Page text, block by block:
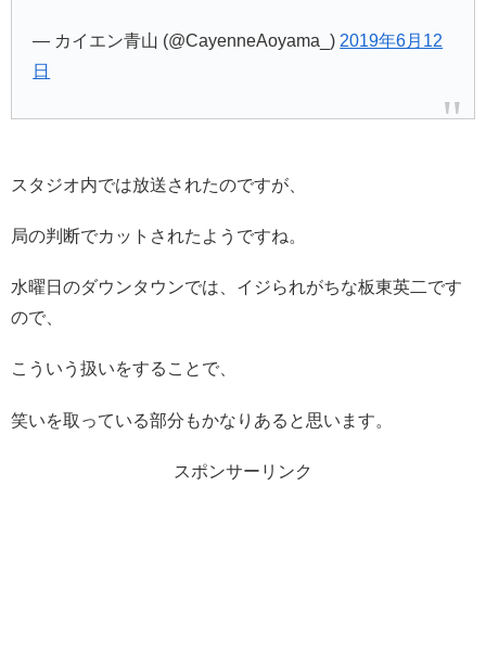
— カイエン青山 (@CayenneAoyama_) 2019年6月12
日
スタジオ内では放送されたのですが、
局の判断でカットされたようですね。
水曜日のダウンタウンでは、イジられがちな板東英二です
ので、
こういう扱いをすることで、
笑いを取っている部分もかなりあると思います。
スポンサーリンク